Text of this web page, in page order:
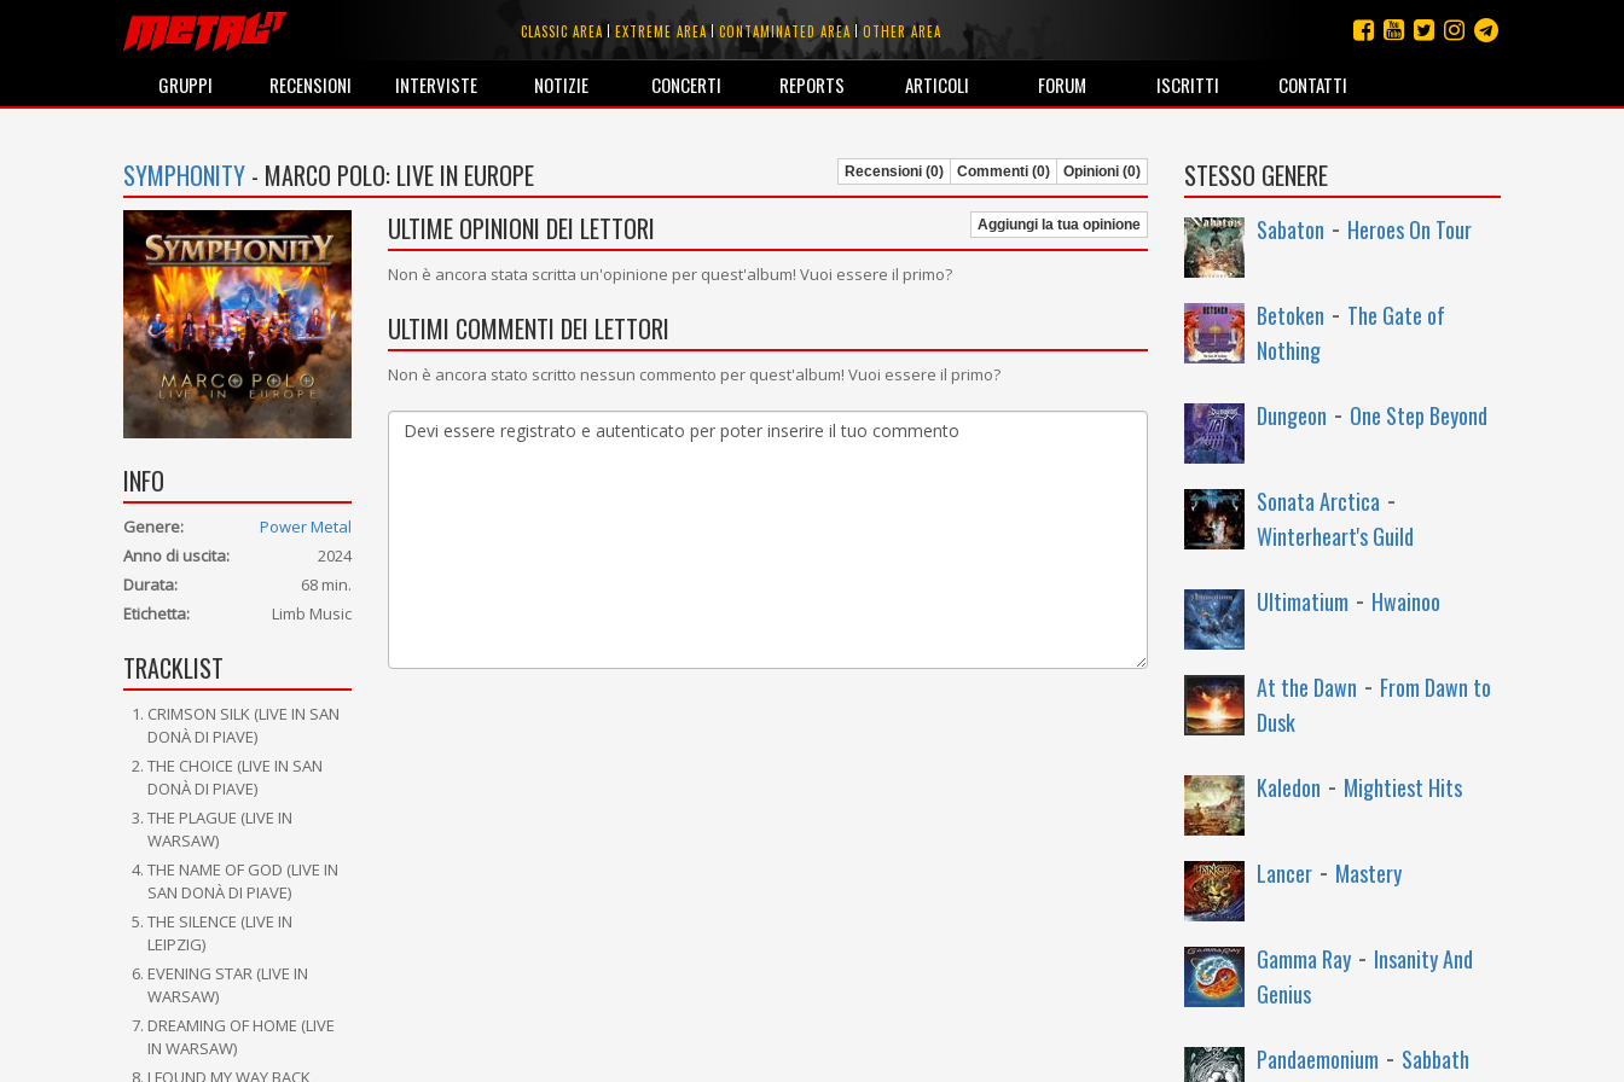
CLASSIC AREA EXTREME AREA CONTAMINATED AREA OTHER AREA
GRUPPI RECENSIONI INTERVISTE NOTIZIE CONCERTI REPORTS ARTICOLI FORUM ISCRITTI CONTATTI
SYMPHONITY - MARCO POLO: LIVE IN EUROPE Recensioni (0) Commenti (0) Opinioni (0)
INFO
Genere:
Power Metal
Anno di uscita:
2024
Durata:
68 min.
Etichetta:
Limb Music
TRACKLIST
CRIMSON SILK (LIVE IN SAN
DONÀ DI PIAVE)
THE CHOICE (LIVE IN SAN
DONÀ DI PIAVE)
THE PLAGUE (LIVE IN
WARSAW)
THE NAME OF GOD (LIVE IN
SAN DONÀ DI PIAVE)
THE SILENCE (LIVE IN
LEIPZIG)
EVENING STAR (LIVE IN
WARSAW)
DREAMING OF HOME (LIVE
IN WARSAW)
I FOUND MY WAY BACK
ULTIME OPINIONI DEI LETTORI Aggiungi la tua opinione
Non è ancora stata scritta un'opinione per quest'album! Vuoi essere il primo?
ULTIMI COMMENTI DEI LETTORI
Non è ancora stato scritto nessun commento per quest'album! Vuoi essere il primo?
STESSO GENERE
Sabaton - Heroes On Tour
Betoken - The Gate of
Nothing
Dungeon - One Step Beyond
Sonata Arctica -
Winterheart's Guild
Ultimatium - Hwainoo
At the Dawn - From Dawn to
Dusk
Kaledon - Mightiest Hits
Lancer- Mastery
Gamma Ray- Insanity And
Genius
Pandaemonium - Sabbath